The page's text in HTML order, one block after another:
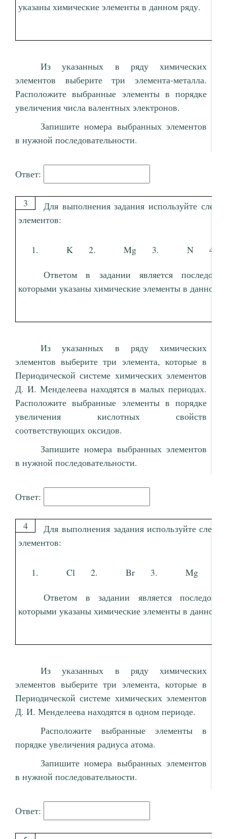
указаны химические элементы в данном ряду.
Из указанных в ряду химических
элементов выберите три элемента-металла.
Расположите выбранные элементы в порядке
увеличения числа валентных электронов.
Запишите номера выбранных элементов
в нужной последовательности.
Ответ:
3
Для выполнения задания используйте
элементов:
K Mg N
Ответом в задании является
которыми указаны химические элементы в данном
Из указанных в ряду химических
элементов выберите три элемента, которые в
Периодической системе химических элементов
Д. И. Менделеева находятся в малых периодах.
Расположите выбранные элементы в порядке
увеличения кислотных свойств
соответствующих оксидов.
Запишите номера выбранных элементов
в нужной последовательности.
Ответ:
4
Для выполнения задания используйте
элементов:
Cl Br Mg
Ответом в задании является
которыми указаны химические элементы в данном
Из указанных в ряду химических
элементов выберите три элемента, которые в
Периодической системе химических элементов
Д. И. Менделеева находятся в одном периоде.
Расположите выбранные элементы в
порядке увеличения радиуса атома.
Запишите номера выбранных элементов
в нужной последовательности.
Ответ: